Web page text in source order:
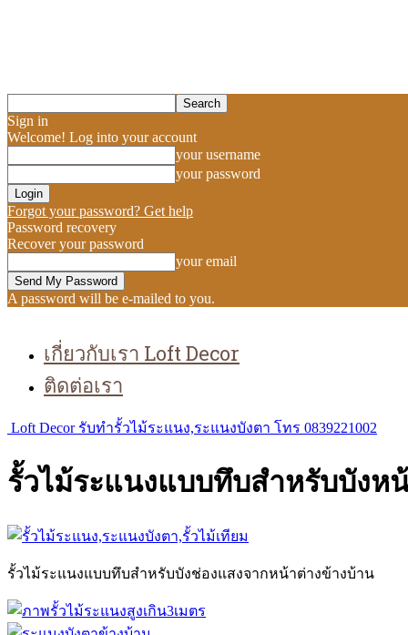
Sign in
Welcome! Log into your account
your username
your password
Forgot your password? Get help
Password recovery
Recover your password
your email
A password will be e-mailed to you.
เกี่ยวกับเรา Loft Decor
ติดต่อเรา
Loft Decor รับทำรั้วไม้ระแนง,ระแนงบังตา โทร 0839221002
รั้วไม้ระแนงแบบทึบสำหรับบังห
รั้วไม้ระแนงแบบทึบสำหรับบังช่องแสงจากหน้าต่างข้างบ้าน